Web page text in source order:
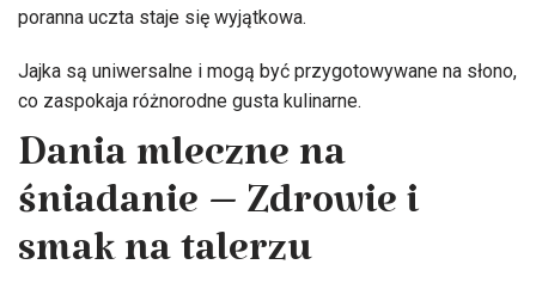
poranna uczta staje się wyjątkowa.
Jajka są uniwersalne i mogą być przygotowywane na słono,
co zaspokaja różnorodne gusta kulinarne.
Dania mleczne na
śniadanie – Zdrowie i
smak na talerzu